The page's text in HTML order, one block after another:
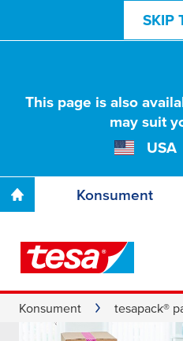
SKIP
This page is also
may suit
USA
Konsument
Konsument tesapack®